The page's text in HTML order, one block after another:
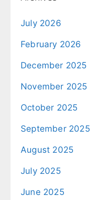
July 2026
February 2026
December 2025
November 2025
October 2025
September 2025
August 2025
July 2025
June 2025